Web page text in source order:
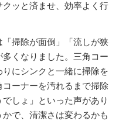
ッと済ませ、効率よく行
掃除が面倒」「流しが狭
くなりました。三角コー
にシンクと一緒に掃除を
ーナーを汚れるまで掃除
しょ」といった声があり
で、清潔さは変わるかも